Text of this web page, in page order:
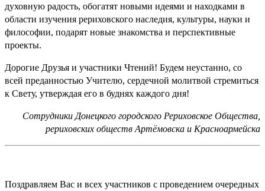
духовную радость, обогатят новыми идеями и находками в
области изучения рериховского наследия, культуры, науки и
философии, подарят новые знакомства и перспективные
проекты.
Дорогие Друзья и участники Чтений! Будем неустанно, со
всей преданностью Учителю, сердечной молитвой стремиться
к Свету, утверждая его в буднях каждого дня!
Сотрудники Донецкого городского Рериховское Общества,
рериховских обществ Артёмовска и Красноармейска
Поздравляем Вас и всех участников с проведением очередных